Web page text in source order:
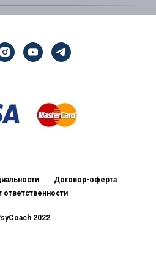
Договор-оферта
ответственности
2022